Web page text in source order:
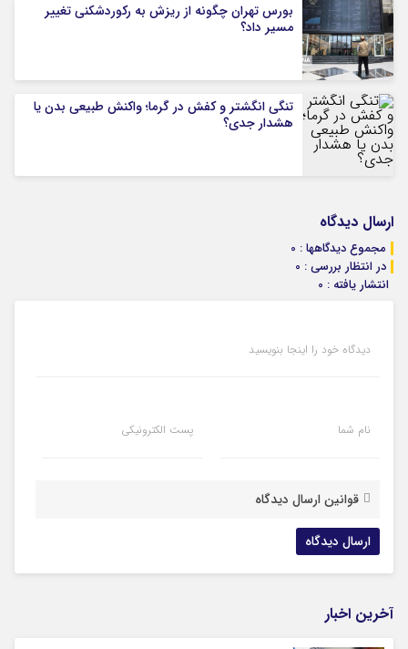
بورس تهران چگونه از ریزش به رکوردشکنی تغییر
مسیر داد؟
تنگی انگشتر و کفش در گرما؛ واکنش طبیعی بدن یا
هشدار جدی؟
ارسال دیدگاه
مجموع دیدگاهها : 0
در انتظار بررسی : 0
انتشار یافته : 0
دیدگاه خود را اینجا بنویسید
نام شما پست الکترونیکی
قوانین ارسال دیدگاه
آخرین اخبار